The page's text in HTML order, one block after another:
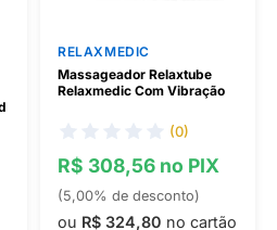
RELAXMEDIC
Massageador Relaxtube
Relaxmedic Com Vibração
(0)
R$ 308,56 no PIX
(5,00% de desconto)
ou R$ 324,80 no cartão